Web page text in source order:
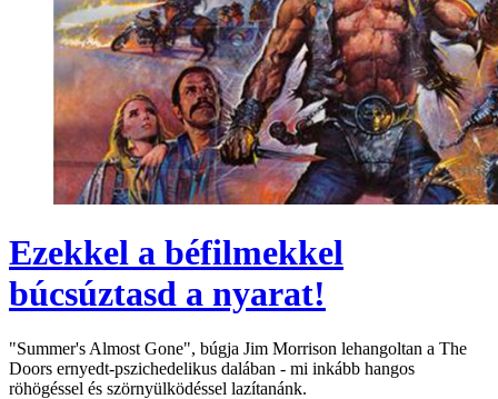
Ezekkel a béfilmekkel
búcsúztasd a nyarat!
"Summer's Almost Gone", búgja Jim Morrison lehangoltan a The
Doors ernyedt-pszichedelikus dalában - mi inkább hangos
röhögéssel és szörnyülködéssel lazítanánk.